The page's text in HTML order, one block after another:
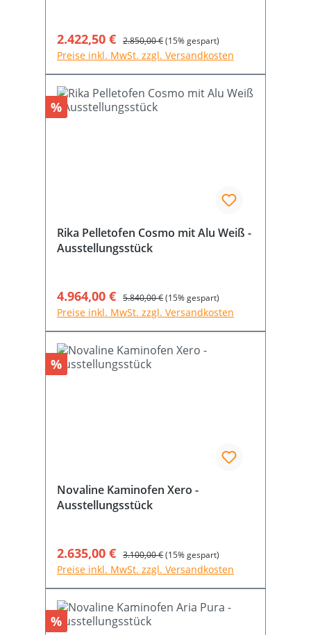
Verkaufspreis:
2.422,50 € Regulärer Preis:
2.850,00 €(15% gespart)
Preise inkl. MwSt. zzgl. Versandkosten
Rabatt
%
Rika Pelletofen Cosmo mit Alu Weiß -
Ausstellungsstück
Verkaufspreis:
4.964,00 € Regulärer Preis:
5.840,00 €(15% gespart)
Preise inkl. MwSt. zzgl. Versandkosten
Rabatt
%
Novaline Kaminofen Xero -
Ausstellungsstück
Verkaufspreis:
2.635,00 € Regulärer Preis:
3.100,00 €(15% gespart)
Preise inkl. MwSt. zzgl. Versandkosten
Rabatt
%